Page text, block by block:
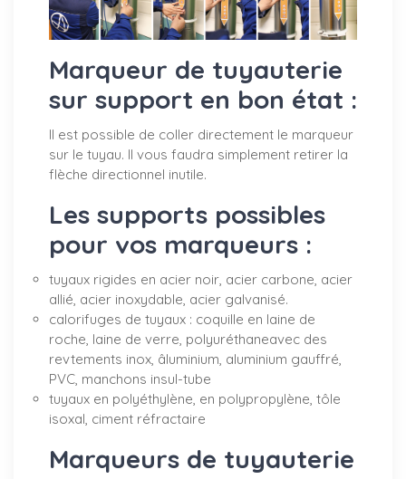
Marqueur de tuyauterie
sur support en bon état :
Il est possible de coller directement le marqueur
sur le tuyau. Il vous faudra simplement retirer la
flèche directionnel inutile.
Les supports possibles
pour vos marqueurs :
tuyaux rigides en acier noir, acier carbone, acier
allié, acier inoxydable, acier galvanisé.
calorifuges de tuyaux : coquille en laine de
roche, laine de verre, polyuréthaneavec des
revtements inox, âluminium, aluminium gauffré,
PVC, manchons insul-tube
tuyaux en polyéthylène, en polypropylène, tôle
isoxal, ciment réfractaire
Marqueurs de tuyauterie